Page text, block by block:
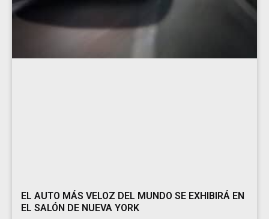
EL AUTO MÁS VELOZ DEL MUNDO SE EXHIBIRÁ EN
EL SALÓN DE NUEVA YORK